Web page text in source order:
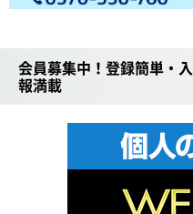
会員募集中！登録簡単・
報満載